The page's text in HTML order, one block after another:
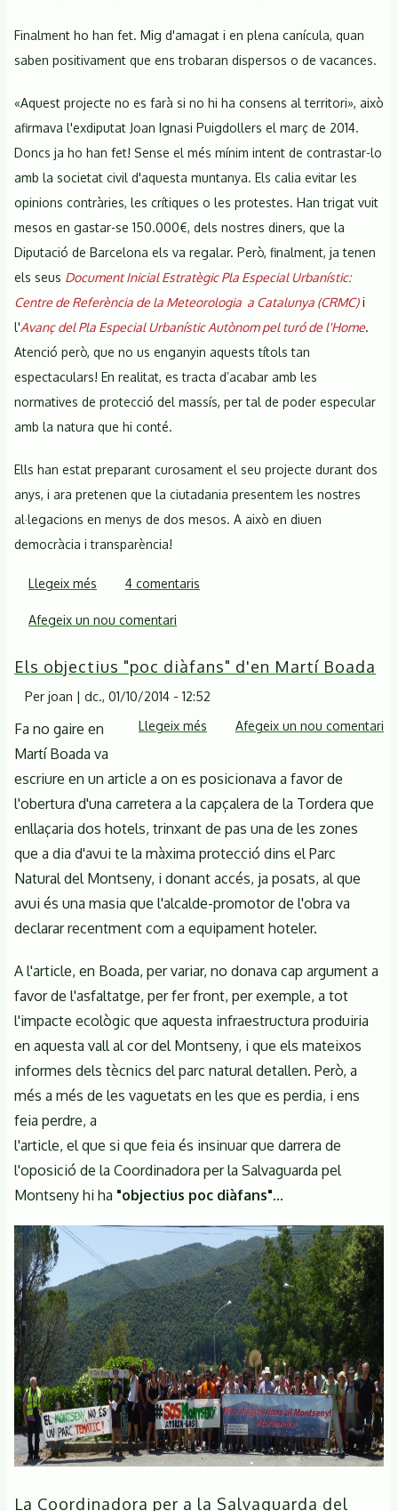
Finalment ho han fet. Mig d'amagat i en plena canícula, quan
saben positivament que ens trobaran dispersos o de vacances.
«Aquest projecte no es farà si no hi ha consens al territori», això
afirmava l'exdiputat Joan Ignasi Puigdollers el març de 2014.
Doncs ja ho han fet! Sense el més mínim intent de contrastar-lo
amb la societat civil d'aquesta muntanya. Els calia evitar les
opinions contràries, les crítiques o les protestes. Han trigat vuit
mesos en gastar-se 150.000€, dels nostres diners, que la
Diputació de Barcelona els va regalar. Però, finalment, ja tenen
els seus Document Inicial Estratègic Pla Especial Urbanístic:
Centre de Referència de la Meteorologia a Catalunya (CRMC)i
l'Avanç del Pla Especial Urbanístic Autònom pel turó de l'Home.
Atenció però, que no us enganyin aquests títols tan
espectaculars! En realitat, es tracta d’acabar amb les
normatives de protecció del massís, per tal de poder especular
amb la natura que hi conté.
Ells han estat preparant curosament el seu projecte durant dos
anys, i ara pretenen que la ciutadania presentem les nostres
al·legacions en menys de dos mesos. A això en diuen
democràcia i transparència!
Llegeix més sobre
averanys
sobre
el
4 comentaris
Afegeix un nou comentari
Els objectius "poc diàfans" d'en Martí Boada
Per joan | dc., 01/10/2014 - 12:52
Llegeix més sobre
objectius
diàfans"
d'en
Martí
Boada
Afegeix un nou comentari
Fa no gaire en
Martí Boada va
escriure en un article a on es posicionava a favor de
l'obertura d'una carretera a la capçalera de la Tordera que
enllaçaria dos hotels, trinxant de pas una de les zones
que a dia d'avui te la màxima protecció dins el Parc
Natural del Montseny, i donant accés, ja posats, al que
avui és una masia que l'alcalde-promotor de l'obra va
declarar recentment com a equipament hoteler.
A l'article, en Boada, per variar, no donava cap argument a
favor de l'asfaltatge, per fer front, per exemple, a tot
l'impacte ecològic que aquesta infraestructura produiria
en aquesta vall al cor del Montseny, i que els mateixos
informes dels tècnics del parc natural detallen. Però, a
més a més de les vaguetats en les que es perdia, i ens
feia perdre, a
l'article, el que si que feia és insinuar que darrera de
l'oposició de la Coordinadora per la Salvaguarda pel
Montseny hi ha "objectius poc diàfans"...
La Coordinadora per a la Salvaguarda del